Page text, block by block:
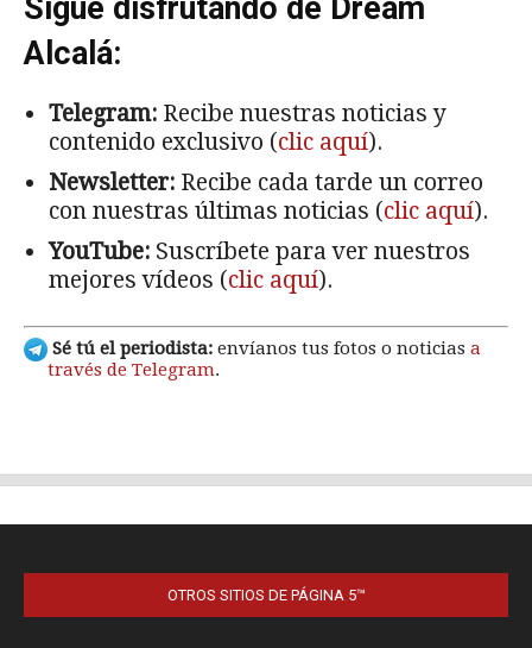
OTROS SITIOS DE PÁGINA 5™